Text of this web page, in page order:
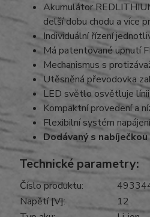
Akumulátor
delší dobu chodu a více
Individuální řízení
Má patentované upnutí
Mechanismus s
Utěsněná převodovka
LED světlo osvětluje
Kompaktní provedení a
Flexibilní systém
Dodávaný s
Technické parametry:
Číslo produktu:
Napětí [V]:
12